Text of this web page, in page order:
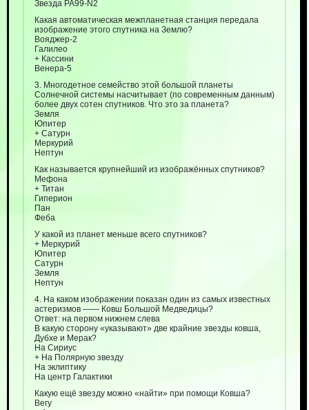
Звезда PA99-N2
Какая автоматическая межпланетная станция передала
изображение этого спутника на Землю?
Вояджер-2
Галилео
+ Кассини
Венера-5
3. Многодетное семейство этой большой планеты
Солнечной системы насчитывает (по современным данным)
более двух сотен спутников. Что это за планета?
Земля
Юпитер
+ Сатурн
Меркурий
Нептун
Как называется крупнейший из изображённых спутников?
Мефона
+ Титан
Гиперион
Пан
Феба
У какой из планет меньше всего спутников?
+ Меркурий
Юпитер
Сатурн
Земля
Нептун
4. На каком изображении показан один из самых известных
астеризмов —— Ковш Большой Медведицы?
Ответ: на первом нижнем слева
В какую сторону «указывают» две крайние звезды ковша,
Дубхе и Мерак?
На Сириус
+ На Полярную звезду
На эклиптику
На центр Галактики
Какую ещё звезду можно «найти» при помощи Ковша?
Вегу